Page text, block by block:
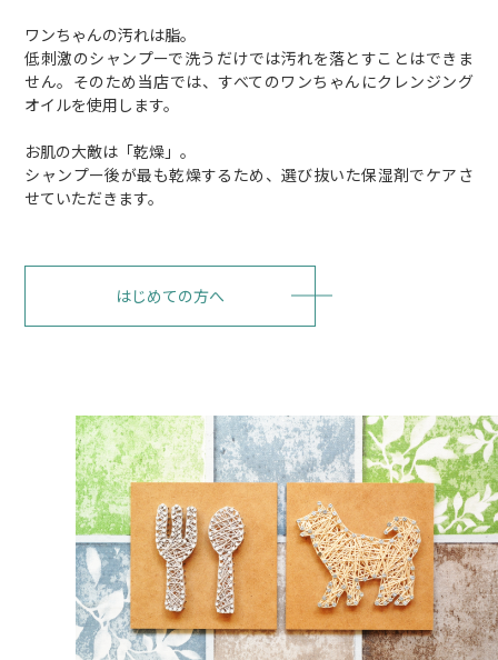
ワンちゃんの汚れは脂。
低刺激のシャンプーで洗うだけでは汚れを落とすことはできま
せん。そのため当店では、すべてのワンちゃんにクレンジング
オイルを使用します。
お肌の大敵は「乾燥」。
シャンプー後が最も乾燥するため、選び抜いた保湿剤でケアさ
せていただきます。
はじめての方へ